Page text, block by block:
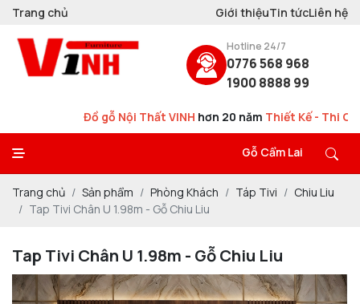
Trang chủ Giới thiệuTin tứcLiên hệ
Hotline 24/7
0776 568 968
1900 8888 99
Đồ gỗ Nội Thất VINHhơn 20 nămThiết Kế - Thi Công - Sản
Gỗ Cẩm Lai
Trang chủ Sản phẩm Phòng Khách Táp Tivi
Chiu Liu
Tap Tivi Chân U 1.98m - Gỗ Chiu Liu
Tap Tivi Chân U 1.98m - Gỗ Chiu Liu